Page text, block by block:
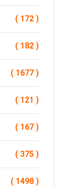
( 172 )
( 182 )
( 1677 )
( 121 )
( 167 )
( 375 )
( 1498 )